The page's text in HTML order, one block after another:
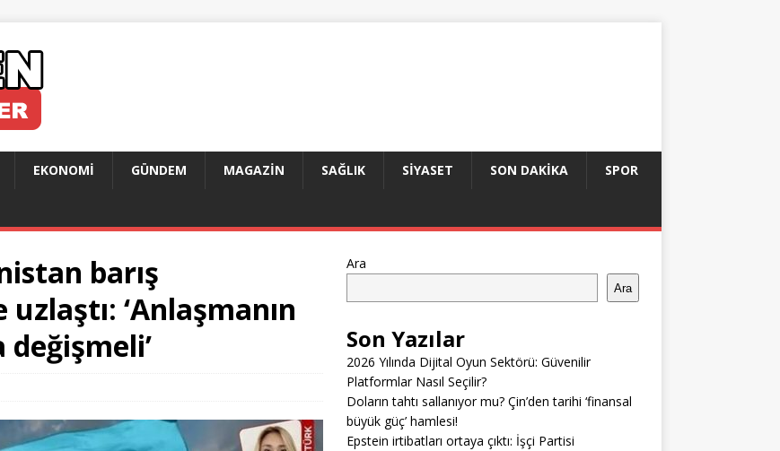
EKONOMI GÜNDEM MAGAZIN SAĞLIK SIYASET SON DAKIKA SPOR
barış
‘Anlaşmanın
değişmeli’
Ara
Ara
Son Yazılar
2026 Yılında Dijital Oyun Sektörü: Güvenilir
Platformlar Nasıl Seçilir?
Doların tahtı sallanıyor mu? Çin’den tarihi ‘finansal
büyük güç’ hamlesi!
Epstein irtibatları ortaya çıktı: İşçi Partisi